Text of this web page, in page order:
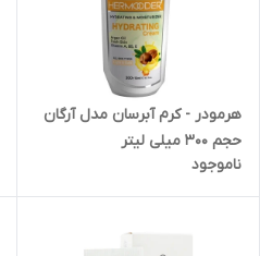
هرمودر - کرم آبرسان مدل آرگان
حجم 300 میلی لیتر
ناموجود